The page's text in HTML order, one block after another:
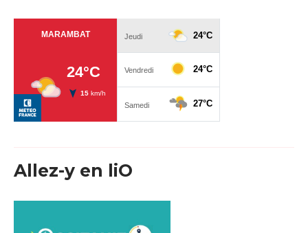
Allez-y en liO